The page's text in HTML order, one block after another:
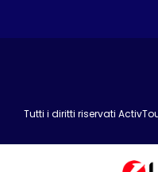
Tutti i diritti riservati